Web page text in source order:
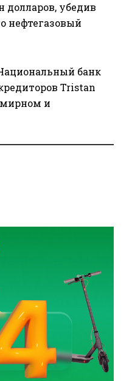
долларов, убедив
нефтегазовый
банк
Tristan
и